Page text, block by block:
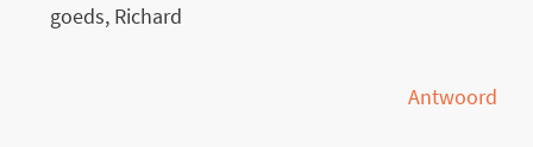
goeds, Richard
Antwoord